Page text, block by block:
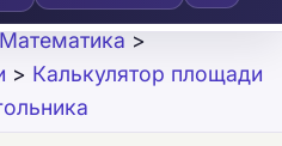
Математика >
> Калькулятор площади